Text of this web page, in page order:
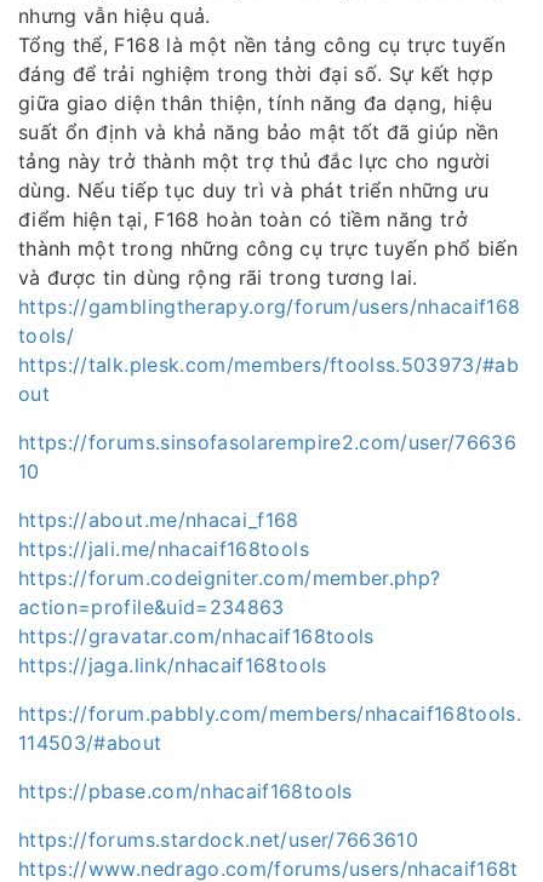
nhưng vẫn hiệu quả.
Tổng thể, F168 là một nền tảng công cụ trực tuyến
đáng để trải nghiệm trong thời đại số. Sự kết hợp
giữa giao diện thân thiện, tính năng đa dạng, hiệu
suất ổn định và khả năng bảo mật tốt đã giúp nền
tảng này trở thành một trợ thủ đắc lực cho người
dùng. Nếu tiếp tục duy trì và phát triển những ưu
điểm hiện tại, F168 hoàn toàn có tiềm năng trở
thành một trong những công cụ trực tuyến phổ biến
và được tin dùng rộng rãi trong tương lai.
https://gamblingtherapy.org/forum/users/nhacaif168
tools/
https://talk.plesk.com/members/ftoolss.503973/#ab
out
https://forums.sinsofasolarempire2.com/user/76636
10
https://about.me/nhacai_f168
https://jali.me/nhacaif168tools
https://forum.codeigniter.com/member.php?
action=profile&uid=234863
https://gravatar.com/nhacaif168tools
https://jaga.link/nhacaif168tools
https://forum.pabbly.com/members/nhacaif168tools.
114503/#about
https://pbase.com/nhacaif168tools
https://forums.stardock.net/user/7663610
https://www.nedrago.com/forums/users/nhacaif168t